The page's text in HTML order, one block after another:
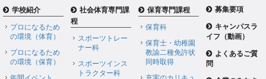
学校紹介
プロになるため
の環境（体育）
プロになるため
の環境（保育）
社会体育専門課
程
スポーツトレー
ナー科
スポーツインス
トラクター科
保育専門課程
保育科
保育士・幼稚園
教諭二種免許状
同時取得
募集要項
キャンパスラ
イフ（動画）
よくあるご質
問